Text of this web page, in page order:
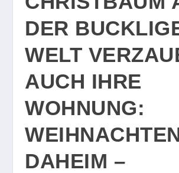
DER
WELT
AUCH IHRE
WOHNUNG:
DAHEIM –